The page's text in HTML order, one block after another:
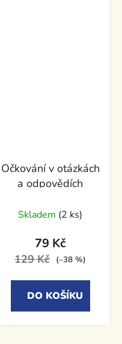
Očkování v otázkách
a odpovědích
Skladem (2 ks)
79 Kč
129 Kč (–38 %)
DO KOŠÍKU